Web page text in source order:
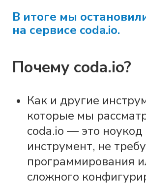
В итоге мы
на сервисе coda.io.
Почему coda.io?
Как и другие
которые мы
coda.io — это ноукод
инструмент, не
программирования
сложного